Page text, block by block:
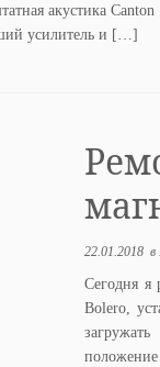
акустика
усилитель и […]
22.01.2018 в
Сегодня я
Bolero,